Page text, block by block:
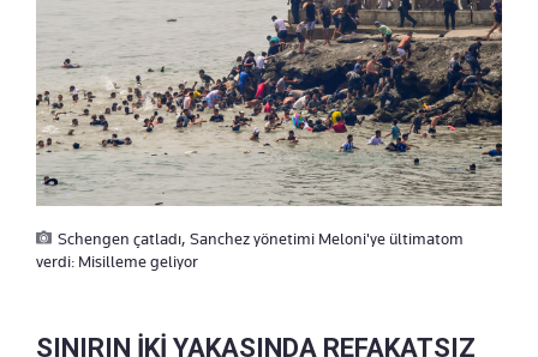
Schengen çatladı, Sanchez yönetimi Meloni'ye ültimatom
verdi: Misilleme geliyor
SINIRIN İKİ YAKASINDA REFAKATSIZ